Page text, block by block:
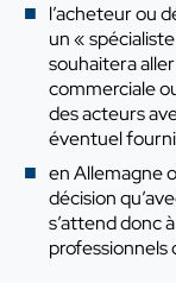
l’acheteur ou
un «
souhaitera
commerciale
des acteurs
éventuel
en Allemagne
décision
s’attend donc
professionnels